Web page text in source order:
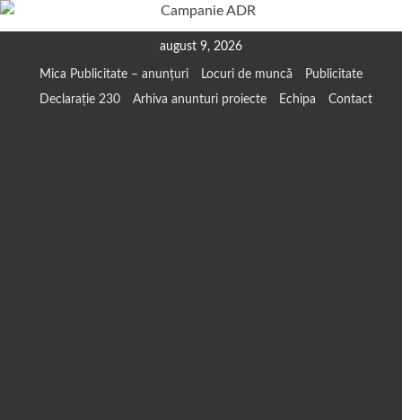
august 9, 2026
Mica Publicitate – anunțuri Locuri de muncă
Publicitate
Declarație 230
Arhiva anunturi proiecte Echipa Contact